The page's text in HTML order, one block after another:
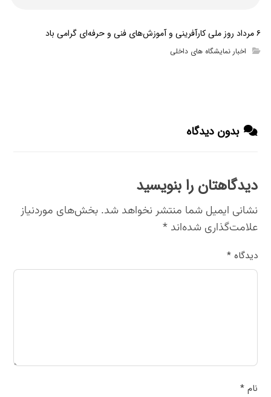
۶ مرداد روز ملی کارآفرینی و آموزش‌های فنی و حرفه‌ای گرامی باد
اخبار نمایشگاه های داخلی
بدون دیدگاه
دیدگاهتان را بنویسید
نشانی ایمیل شما منتشر نخواهد شد. بخش‌های موردنیاز
علامت‌گذاری شده‌اند*
دیدگاه*
نام*